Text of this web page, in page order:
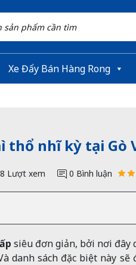
Xe Đẩy Bán Hàng Rong
thổ nhĩ kỳ tại Gò
Lượt xem 0 Bình luận
siêu đơn giản, bởi nơi đây
danh sách đặc biệt này